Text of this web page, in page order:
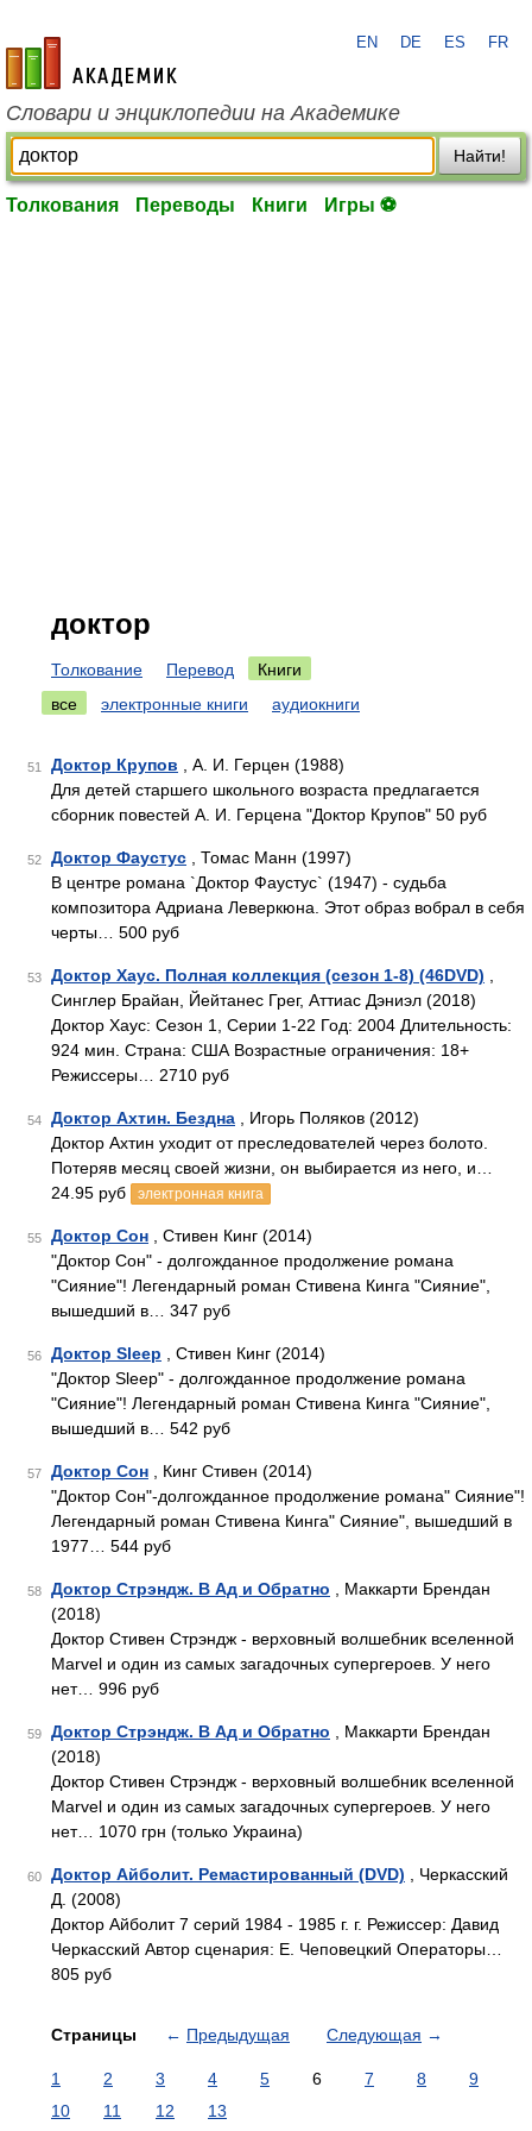
academic.ru
EN DE ES FR
Словари и энциклопедии на Академике
Найти!
Толкования Переводы Книги Игры ⚽
доктор
Толкование Перевод
Книги
все
электронные книги аудиокниги
51 Доктор Крупов , А. И. Герцен (1988)
Для детей старшего школьного возраста предлагается
сборник повестей А. И. Герцена "Доктор Крупов" 50 руб
52 Доктор Фаустус , Томас Манн (1997)
В центре романа `Доктор Фаустус` (1947) - судьба
композитора Адриана Леверкюна. Этот образ вобрал в себя
черты… 500 руб
53 Доктор Хаус. Полная коллекция (сезон 1-8) (46DVD)
Синглер Брайан, Йейтанес Грег, Аттиас Дэниэл (2018)
Доктор Хаус: Сезон 1, Серии 1-22 Год: 2004 Длительность:
924 мин. Страна: США Возрастные ограничения: 18+
Режиссеры… 2710 руб
54 Доктор Ахтин. Бездна , Игорь Поляков (2012)
Доктор Ахтин уходит от преследователей через болото.
Потеряв месяц своей жизни, он выбирается из него, и…
24.95 руб
электронная книга
55 Доктор Сон , Стивен Кинг (2014)
"Доктор Сон" - долгожданное продолжение романа
"Сияние"! Легендарный роман Стивена Кинга "Сияние",
вышедший в… 347 руб
56 Доктор Sleep , Стивен Кинг (2014)
"Доктор Sleep" - долгожданное продолжение романа
"Сияние"! Легендарный роман Стивена Кинга "Сияние",
вышедший в… 542 руб
57 Доктор Сон , Кинг Стивен (2014)
"Доктор Сон"-долгожданное продолжение романа" Сияние"!
Легендарный роман Стивена Кинга" Сияние", вышедший в
1977… 544 руб
58 Доктор Стрэндж. В Ад и Обратно , Маккарти Брендан
(2018)
Доктор Стивен Стрэндж - верховный волшебник вселенной
Marvel и один из самых загадочных супергероев. У него
нет… 996 руб
59 Доктор Стрэндж. В Ад и Обратно , Маккарти Брендан
(2018)
Доктор Стивен Стрэндж - верховный волшебник вселенной
Marvel и один из самых загадочных супергероев. У него
нет… 1070 грн (только Украина)
60 Доктор Айболит. Ремастированный (DVD) , Черкасский
Д. (2008)
Доктор Айболит 7 серий 1984 - 1985 г. г. Режиссер: Давид
Черкасский Автор сценария: Е. Чеповецкий Операторы…
805 руб
Страницы ← Предыдущая Следующая →
1 2 3 4 5 6 7 8
9
10
11 12 13